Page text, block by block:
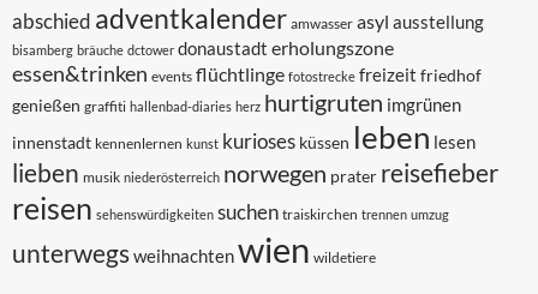
abschied adventkalender amwasser asyl ausstellung
bisamberg bräuche dctower donaustadt erholungszone
essen&trinken events flüchtlinge fotostrecke freizeit friedhof
genießen graffiti hallenbad-diaries herz hurtigruten imgrünen
innenstadt kennenlernen kunst kurioses küssen leben lesen
lieben musik niederösterreich norwegen prater reisefieber
reisen sehenswürdigkeiten suchen traiskirchen trennen umzug
unterwegsweihnachtenwien wildetiere